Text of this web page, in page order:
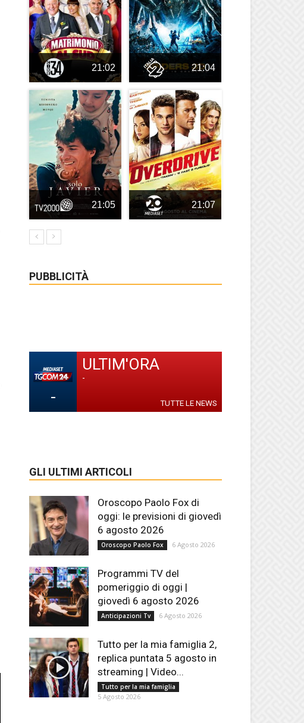
21:02 21:04
21:05 21:07
PUBBLICITÀ
-
ULTIM'ORA
-
TUTTE LE NEWS
GLI ULTIMI ARTICOLI
Oroscopo Paolo Fox di
oggi: le previsioni di giovedì
6 agosto 2026
Oroscopo Paolo Fox 6 Agosto 2026
Programmi TV del
pomeriggio di oggi |
giovedì 6 agosto 2026
Anticipazioni Tv 6 Agosto 2026
Tutto per la mia famiglia 2,
replica puntata 5 agosto in
streaming | Video...
Tutto per la mia famiglia
5 Agosto 2026